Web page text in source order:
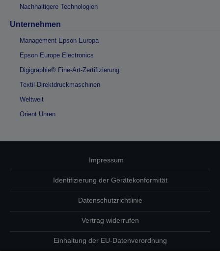
Nachhaltigere Technologien
Unternehmen
Management Epson Europa
Epson Europe Electronics
Digigraphie® Fine-Art-Zertifizierung
Textil-Direktdruckmaschinen
Weltweit
Orient Uhren
Impressum
Identifizierung der Gerätekonformität
Datenschutzrichtlinie
Vertrag widerrufen
Einhaltung der EU-Datenverordnung